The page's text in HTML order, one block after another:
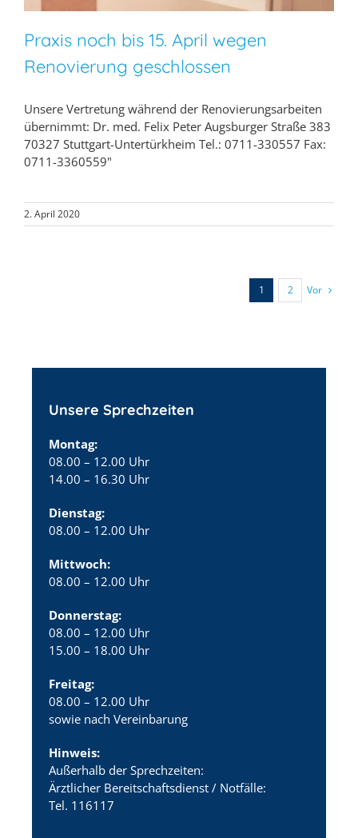
Praxis noch bis 15. April wegen
Renovierung geschlossen
Unsere Vertretung während der Renovierungsarbeiten
übernimmt: Dr. med. Felix Peter Augsburger Straße 383
70327 Stuttgart-Untertürkheim Tel.: 0711-330557 Fax:
0711-3360559"
2. April 2020
1 2 Vor
Unsere Sprechzeiten
Montag:
08.00 – 12.00 Uhr
14.00 – 16.30 Uhr
Dienstag:
08.00 – 12.00 Uhr
Mittwoch:
08.00 – 12.00 Uhr
Donnerstag:
08.00 – 12.00 Uhr
15.00 – 18.00 Uhr
Freitag:
08.00 – 12.00 Uhr
sowie nach Vereinbarung
Hinweis:
Außerhalb der Sprechzeiten:
Ärztlicher Bereitschaftsdienst / Notfälle:
Tel. 116117